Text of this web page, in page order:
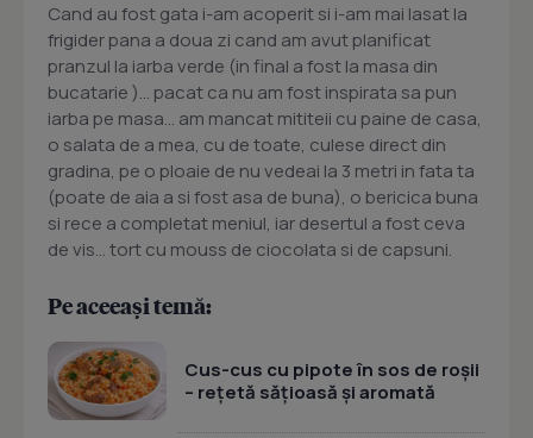
Cand au fost gata i-am acoperit si i-am mai lasat la
frigider pana a doua zi cand am avut planificat
pranzul la iarba verde (in final a fost la masa din
bucatarie )... pacat ca nu am fost inspirata sa pun
iarba pe masa... am mancat mititeii cu paine de casa,
o salata de a mea, cu de toate, culese direct din
gradina, pe o ploaie de nu vedeai la 3 metri in fata ta
(poate de aia a si fost asa de buna), o bericica buna
si rece a completat meniul, iar desertul a fost ceva
de vis... tort cu mouss de ciocolata si de capsuni.
Pe aceeași temă:
Cus-cus cu pipote în sos de roșii
– rețetă sățioasă și aromată